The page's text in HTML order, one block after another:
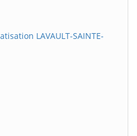
LAVAULT-SAINTE-